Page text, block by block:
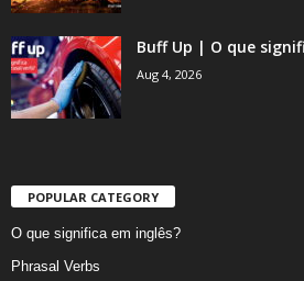
Buff Up | O que
Aug 4, 2026
POPULAR CATEGORY
O que significa em inglês?
Phrasal Verbs